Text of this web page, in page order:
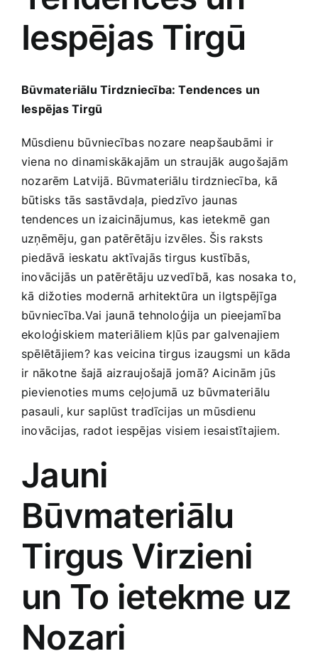
Jaunākie pārdevēji
Grāmatas
Gudrā māja
Mājai un remontam
Mājražotājiem
Mājsaimniecības preces
Mēbeles un interjers
Medicīnas preces
Mobilie telefoni, planšetdatori
Pakalpojumi
Pārtikas preces
Preces birojam
Preces pieaugušajiem
Rotaļlietas, bērnu preces
Smaržas, kosmētika
Iespējas Tirgū
Būvmateriālu Tirdzniecība: Tendences un
Iespējas Tirgū
Mūsdienu‍ būvniecības nozare neapšaubāmi ir
viena​ no dinamiskākajām un straujāk augošajām
nozarēm Latvijā. Būvmateriālu tirdzniecība, ‍kā
būtisks tās sastāvdaļa, piedzīvo jaunas
tendences un izaicinājumus, kas ‍ietekmē gan
uzņēmēju, gan patērētāju izvēles. Šis raksts
piedāvā ieskatu aktīvajās tirgus kustībās, ​
inovācijās un patērētāju⁤ uzvedībā, kas‍ nosaka to,
kā dižoties modernā arhitektūra un ilgtspējīga
būvniecība.Vai jaunā tehnoloģija un pieejamība
ekoloģiskiem materiāliem kļūs par galvenajiem
spēlētājiem? kas veicina tirgus izaugsmi un kāda
ir nākotne ​šajā aizraujošajā jomā? Aicinām jūs
pievienoties ⁤mums ceļojumā uz būvmateriālu
pasauli, kur saplūst tradīcijas un mūsdienu
inovācijas,​ radot iespējas⁤ visiem iesaistītajiem.
Jauni
Būvmateriālu‍
Tirgus‍ Virzieni
un To ietekme uz
Nozari